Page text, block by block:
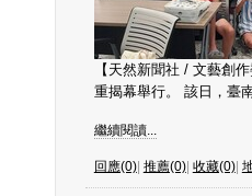
【天然新聞社 / 文藝創
重揭幕舉行。 該日，臺
繼續閱讀...
回應(0)| 推薦(0)| 收藏(0)|